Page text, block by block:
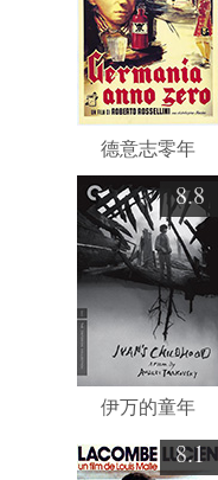
德意志零年
8.8
伊万的童年
8.1